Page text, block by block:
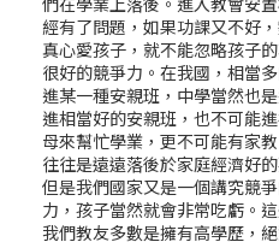
經有了問題，如果功課又不好
真心愛孩子，就不能忽略孩子
很好的競爭力。在我國，相當
進某一種安親班，中學當然也
進相當好的安親班，也不可能
母來幫忙學業，更不可能有家
往往是遠遠落後於家庭經濟好的
但是我們國家又是一個講究競
力，孩子當然就會非常吃虧。
我們教友多數是擁有高學歷，